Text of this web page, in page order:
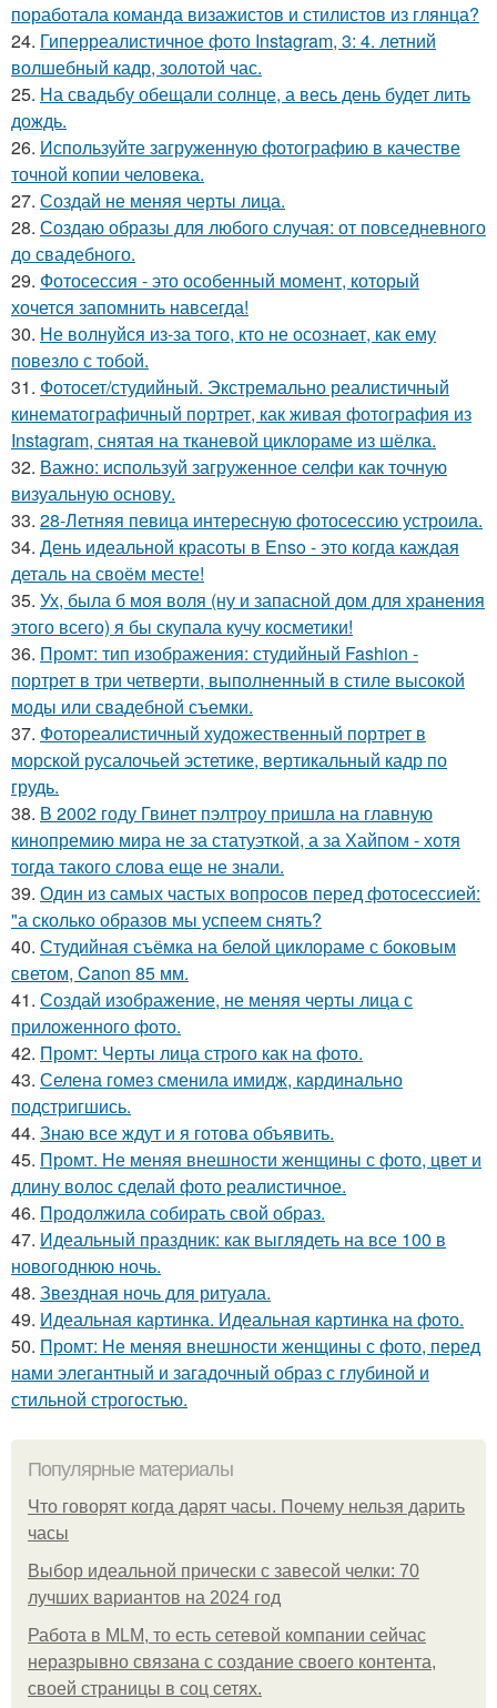
поработала команда визажистов и стилистов из глянца?
24. Гиперреалистичное фото Instagram, 3: 4. летний
волшебный кадр, золотой час.
25. На свадьбу обещали солнце, а весь день будет лить
дождь.
26. Используйте загруженную фотографию в качестве
точной копии человека.
27. Создай не меняя черты лица.
28. Создаю образы для любого случая: от повседневного
до свадебного.
29. Фотосессия - это особенный момент, который
хочется запомнить навсегда!
30. Не волнуйся из-за того, кто не осознает, как ему
повезло с тобой.
31. Фотосет/студийный. Экстремально реалистичный
кинематографичный портрет, как живая фотография из
Instagram, снятая на тканевой циклораме из шёлка.
32. Важно: используй загруженное селфи как точную
визуальную основу.
33. 28-Летняя певица интересную фотосессию устроила.
34. День идеальной красоты в Enso - это когда каждая
деталь на своём месте!
35. Ух, была б моя воля (ну и запасной дом для хранения
этого всего) я бы скупала кучу косметики!
36. Промт: тип изображения: студийный Fashion -
портрет в три четверти, выполненный в стиле высокой
моды или свадебной съемки.
37. Фотореалистичный художественный портрет в
морской русалочьей эстетике, вертикальный кадр по
грудь.
38. В 2002 году Гвинет пэлтроу пришла на главную
кинопремию мира не за статуэткой, а за Хайпом - хотя
тогда такого слова еще не знали.
39. Один из самых частых вопросов перед фотосессией:
"а сколько образов мы успеем снять?
40. Студийная съёмка на белой циклораме с боковым
светом, Canon 85 мм.
41. Создай изображение, не меняя черты лица с
приложенного фото.
42. Промт: Черты лица строго как на фото.
43. Селена гомез сменила имидж, кардинально
подстригшись.
44. Знаю все ждут и я готова объявить.
45. Промт. Не меняя внешности женщины с фото, цвет и
длину волос сделай фото реалистичное.
46. Продолжила собирать свой образ.
47. Идеальный праздник: как выглядеть на все 100 в
новогоднюю ночь.
48. Звездная ночь для ритуала.
49. Идеальная картинка. Идеальная картинка на фото.
50. Промт: Не меняя внешности женщины с фото, перед
нами элегантный и загадочный образ с глубиной и
стильной строгостью.
Популярные материалы
Что говорят когда дарят часы. Почему нельзя дарить
часы
Выбор идеальной прически с завесой челки: 70
лучших вариантов на 2024 год
Работа в MLM, то есть сетевой компании сейчас
неразрывно связана с создание своего контента,
своей страницы в соц сетях.